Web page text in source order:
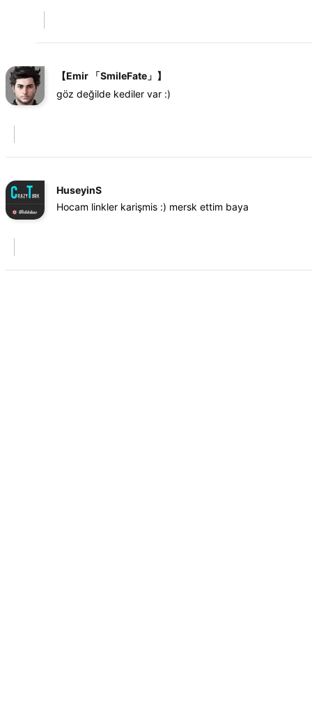
【Emir 「SmileFate」】
göz değilde kediler var :)
HuseyinS
Hocam linkler karişmis :) mersk ettim baya